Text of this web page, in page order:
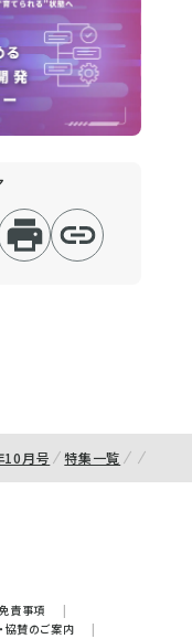
10月号 特集一覧
免責事項
|
協賛のご案内
|